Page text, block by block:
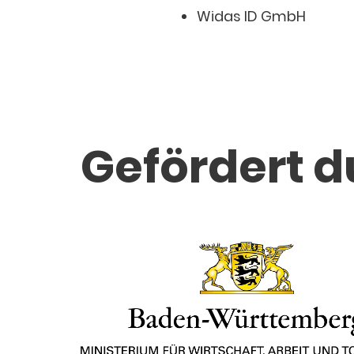
Widas ID GmbH
Gefördert